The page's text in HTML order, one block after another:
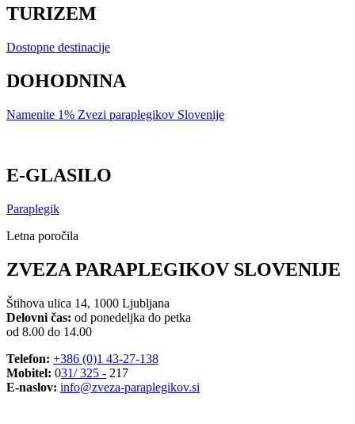
TURIZEM
Dostopne destinacije
DOHODNINA
Namenite 1% Zvezi paraplegikov Slovenije
E-GLASILO
Paraplegik
Letna poročila
ZVEZA PARAPLEGIKOV SLOVENIJE
Štihova ulica 14, 1000 Ljubljana
Delovni čas: od ponedeljka do petka
od 8.00 do 14.00
Telefon: +386 (0)1 43-27-138
Mobitel: 031/ 325 - 217
E-naslov: info@zveza-paraplegikov.si